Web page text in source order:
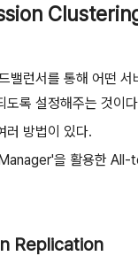
밸런서를 통해 어떤 서
도록 설정해주는 것이
러 방법이 있다.
을 활용한
Replication